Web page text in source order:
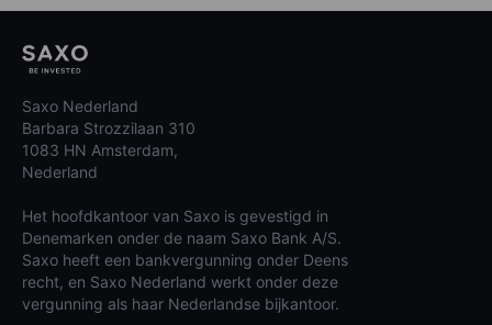
Saxo Nederland
Barbara Strozzilaan 310
1083 HN Amsterdam,
Nederland
Het hoofdkantoor van Saxo is gevestigd in
Denemarken onder de naam Saxo Bank A/S.
Saxo heeft een bankvergunning onder Deens
recht, en Saxo Nederland werkt onder deze
vergunning als haar Nederlandse bijkantoor.